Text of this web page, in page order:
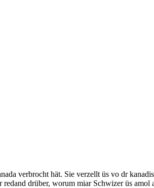
verbrocht hät. Sie verzellt üs vo dr
drüber, worum miar Schwizer üs amol